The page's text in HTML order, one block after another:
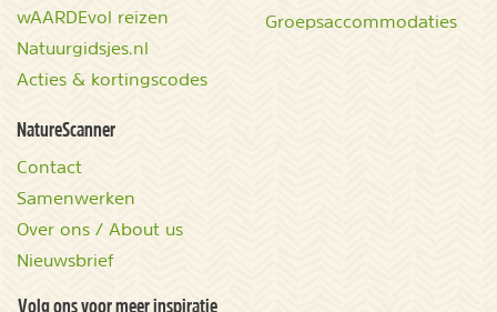
wAARDEvol reizen
Natuurgidsjes.nl
Acties & kortingscodes
Groepsaccommodaties
NatureScanner
Contact
Samenwerken
Over ons / About us
Nieuwsbrief
Volg ons voor meer inspiratie